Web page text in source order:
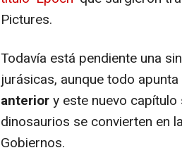
Pictures.
Todavía está pendiente una
jurásicas, aunque todo
anteriory este nuevo capítulo
dinosaurios se convierten en
Gobiernos.